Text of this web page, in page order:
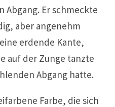
Er schmeckte
aber angenehm
erdende Kante,
auf der Zunge tanzte
Abgang hatte.
Farbe, die sich